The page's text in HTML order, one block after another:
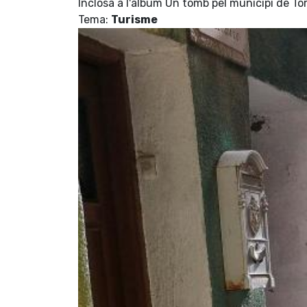
Inclosa a l'àlbum Un tomb pel municipi de
Tema: Turisme